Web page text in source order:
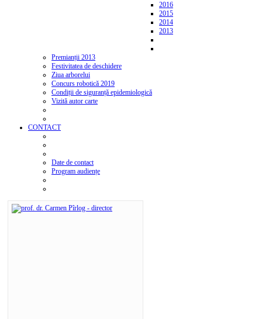
2016
2015
2014
2013
Premianții 2013
Festivitatea de deschidere
Ziua arborelui
Concurs robotică 2019
Condiții de siguranță epidemiologică
Vizită autor carte
CONTACT
Date de contact
Program audiențe